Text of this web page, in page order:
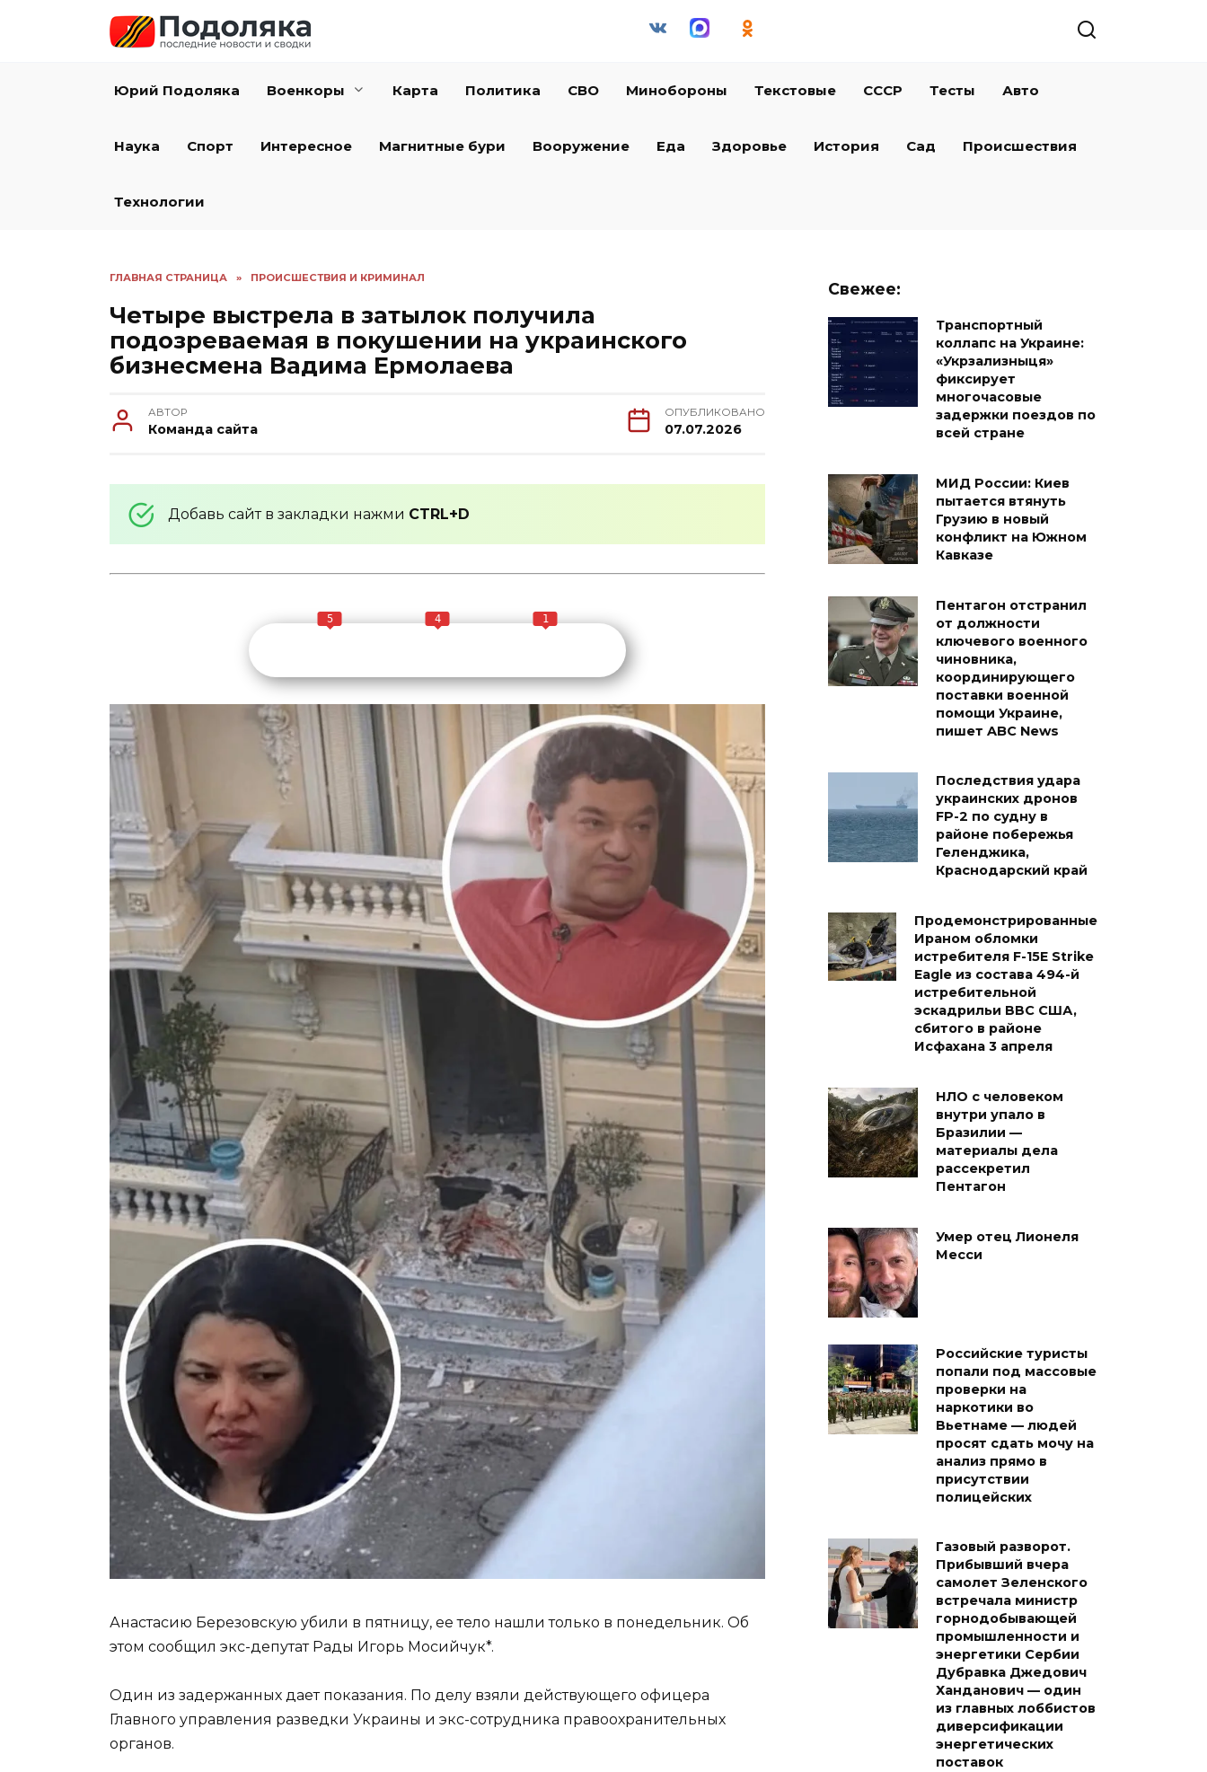
Юрий Подоляка Военкоры Карта Политика СВО Минобороны Текстовые СССР Тесты Авто
Наука Спорт Интересное Магнитные бури Вооружение Еда Здоровье История Сад Происшествия
Технологии
ГЛАВНАЯ СТРАНИЦА » ПРОИСШЕСТВИЯ И КРИМИНАЛ
Четыре выстрела в затылок получила
подозреваемая в покушении на украинского
бизнесмена Вадима Ермолаева
АВТОР
Команда сайта
ОПУБЛИКОВАНО
07.07.2026
Добавь сайт в закладки нажми CTRL+D
5 4 1
Анастасию Березовскую убили в пятницу, ее тело нашли только в понедельник. Об
этом сообщил экс-депутат Рады Игорь Мосийчук*.
Один из задержанных дает показания. По делу взяли действующего офицера
Главного управления разведки Украины и экс-сотрудника правоохранительных
органов.
Свежее:
Транспортный
коллапс на Украине:
«Укрзализныця»
фиксирует
многочасовые
задержки поездов по
всей стране
МИД России: Киев
пытается втянуть
Грузию в новый
конфликт на Южном
Кавказе
Пентагон отстранил
от должности
ключевого военного
чиновника,
координирующего
поставки военной
помощи Украине,
пишет ABC News
Последствия удара
украинских дронов
FP-2 по судну в
районе побережья
Геленджика,
Краснодарский край
Продемонстрированные
Ираном обломки
истребителя F-15E Strike
Eagle из состава 494-й
истребительной
эскадрильи ВВС США,
сбитого в районе
Исфахана 3 апреля
НЛО с человеком
внутри упало в
Бразилии —
материалы дела
рассекретил
Пентагон
Умер отец Лионеля
Месси
Российские туристы
попали под массовые
проверки на
наркотики во
Вьетнаме — людей
просят сдать мочу на
анализ прямо в
присутствии
полицейских
Газовый разворот.
Прибывший вчера
самолет Зеленского
встречала министр
горнодобывающей
промышленности и
энергетики Сербии
Дубравка Джедович
Ханданович — один
из главных лоббистов
диверсификации
энергетических
поставок